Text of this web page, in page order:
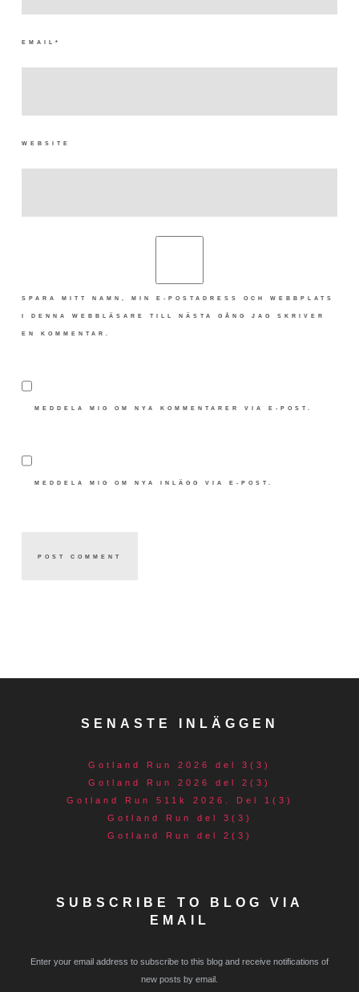
EMAIL *
WEBSITE
SPARA MITT NAMN, MIN E-POSTADRESS OCH WEBBPLATS
I DENNA WEBBLÄSARE TILL NÄSTA GÅNG JAG SKRIVER
EN KOMMENTAR.
MEDDELA MIG OM NYA KOMMENTARER VIA E-POST.
MEDDELA MIG OM NYA INLÄGG VIA E-POST.
SENASTE INLÄGGEN
Gotland Run 2026 del 3(3)
Gotland Run 2026 del 2(3)
Gotland Run 511k 2026. Del 1(3)
Gotland Run del 3(3)
Gotland Run del 2(3)
SUBSCRIBE TO BLOG VIA
EMAIL
Enter your email address to subscribe to this blog and receive notifications of
new posts by email.